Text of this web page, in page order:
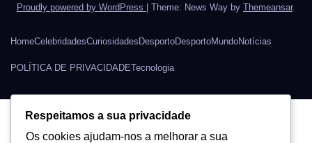
Proudly powered by WordPress Theme: News Way by Themeansar.
HomeCelebridadesCuriosidadesDesportoDesportoMundoNotícias
POLÍTICA DE PRIVACIDADETecnologia
Respeitamos a sua privacidade
Os cookies ajudam-nos a melhorar a sua